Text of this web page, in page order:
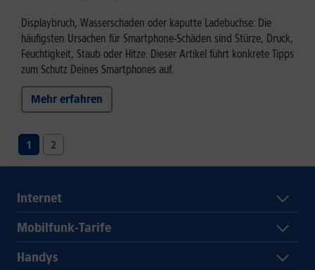
Displaybruch, Wasserschaden oder kaputte Ladebuchse: Die
häufigsten Ursachen für Smartphone-Schäden sind Stürze, Druck,
Feuchtigkeit, Staub oder Hitze. Dieser Artikel führt konkrete Tipps
zum Schutz Deines Smartphones auf.
Mehr erfahren
1 2
Internet
Mobilfunk-Tarife
Handys